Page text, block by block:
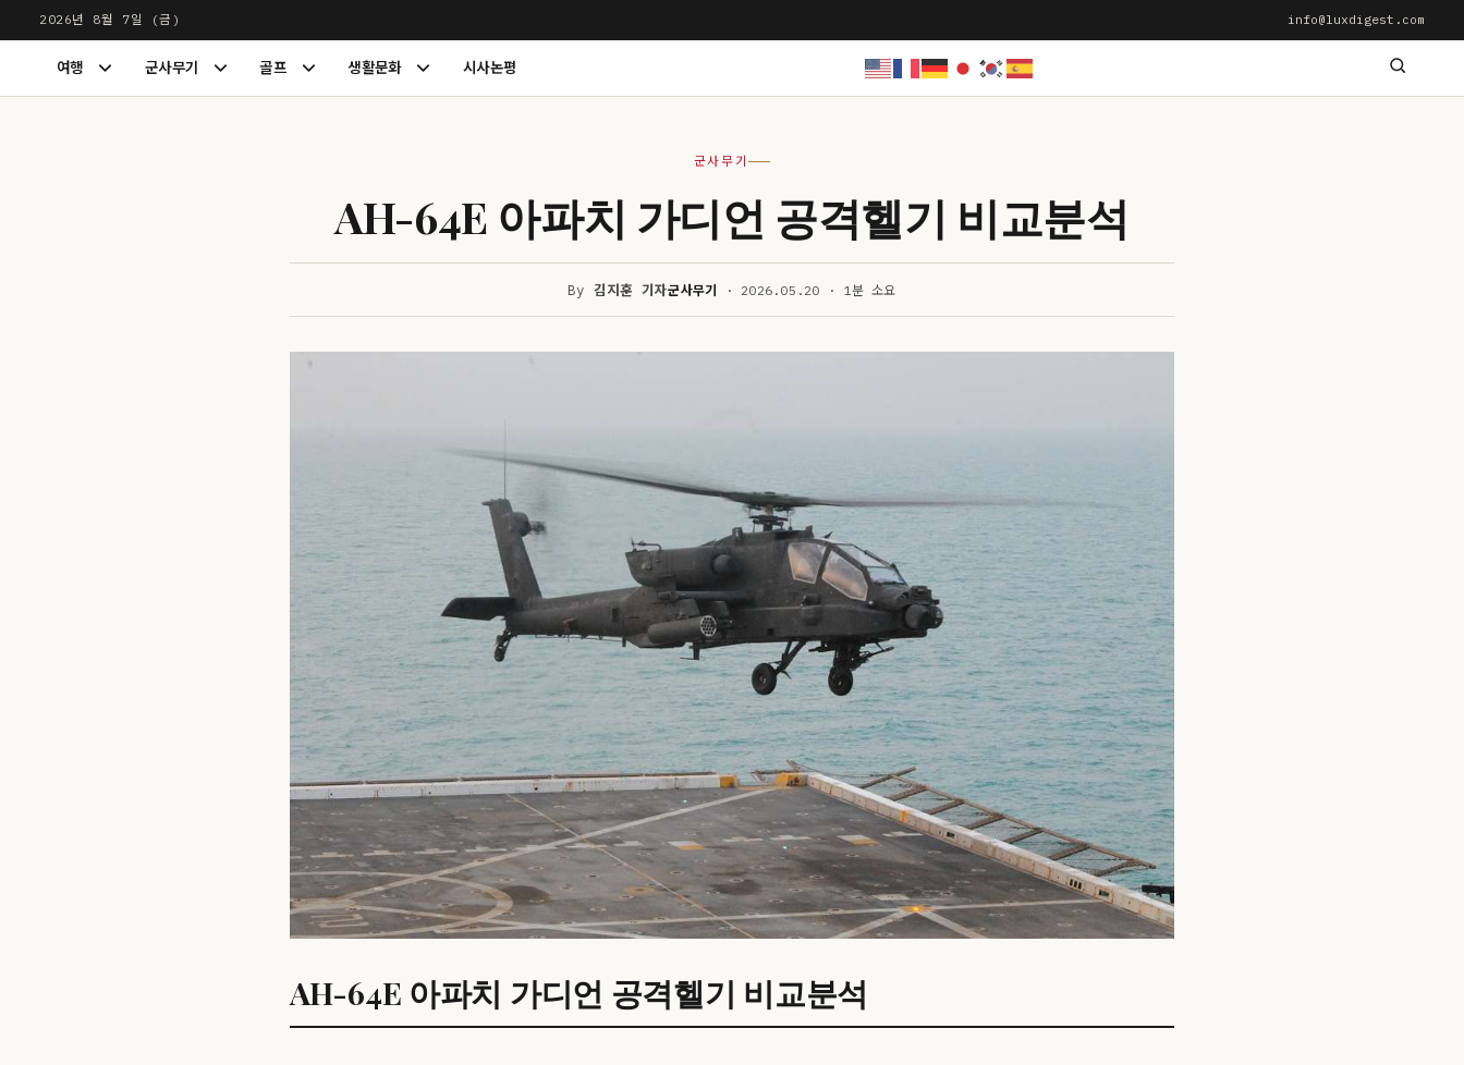
문
로
2026년 8월 7일 (금) info@luxdigest.com
LUXDIGEST
여행
여
행
군사무기
군
사
골프
골
프
생활문화
생
활
메
뉴
시사논평
군사무기
AH-64E 아파치 가디언 공격헬기 비교분석
By김지훈 기자군사무기 · 2026.05.20 · 1분 소요
AH-64E 아파치 가디언 공격헬기 비교분석